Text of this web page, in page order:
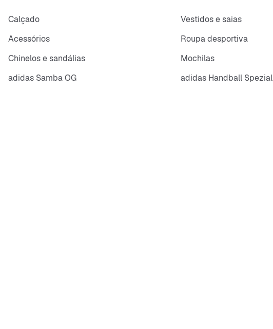
Calçado Vestidos e saias
Acessórios
Roupa desportiva
Chinelos e sandálias
Mochilas
adidas Samba OG
adidas Handball Spezial